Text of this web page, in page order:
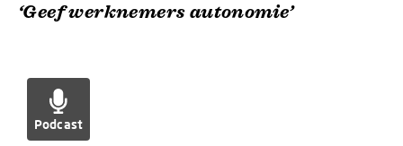
‘Geef werknemers autonomie’
Podcast